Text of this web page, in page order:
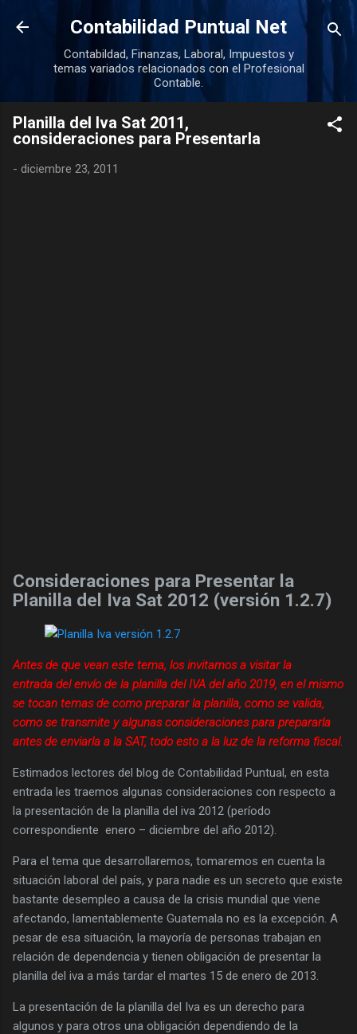
Ir al contenido principal
Contabilidad Puntual Net
Contabildad, Finanzas, Laboral, Impuestos y
temas variados relacionados con el Profesional
Contable.
Planilla del Iva Sat 2011,
consideraciones para Presentarla
- diciembre 23, 2011
Consideraciones para Presentar la
Planilla del Iva Sat 2012 (versión 1.2.7)
Antes de que vean este tema, los invitamos a visitar la
entrada delenvío de la planilla del IVA del año 2019, en el mismo
se tocan temas de como preparar la planilla, como se valida,
como se transmite y algunas consideraciones para prepararla
antes de enviarla a la SAT, todo esto a la luz de la reforma fiscal.
Estimados lectores del blog de Contabilidad Puntual, en esta
entrada les traemos algunas consideraciones con respecto a
la presentación de la planilla del iva 2012 (período
correspondiente enero – diciembre del año 2012).
Para el tema que desarrollaremos, tomaremos en cuenta la
situación laboral del país, y para nadie es un secreto que existe
bastante desempleo a causa de la crisis mundial que viene
afectando, lamentablemente Guatemala no es la excepción. A
pesar de esa situación, la mayoría de personas trabajan en
relación de dependencia y tienen obligación de presentar la
planilla del iva a más tardar el martes 15 de enero de 2013.
La presentación de la planilla del Iva es un derecho para
algunos y para otros una obligación dependiendo de la